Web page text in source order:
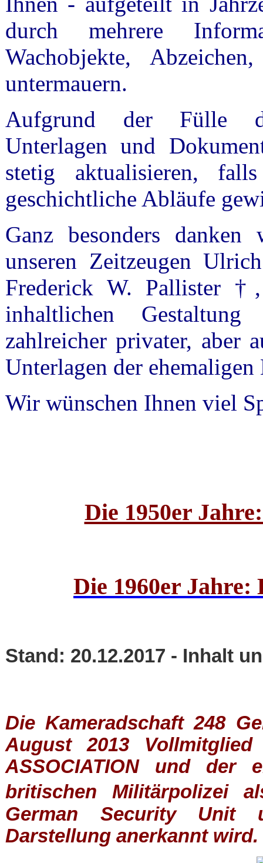
durch mehrere
Wachobjekte,
untermauern.
Aufgrund der Fülle
Unterlagen und
stetig aktualisieren,
geschichtliche Abläufe
Ganz besonders
unseren Zeitzeugen
Frederick W. Pallister
inhaltlichen
zahlreicher privater, aber
Unterlagen der
Wir wünschen Ihnen viel
Die 1950er
Die 1960er Jahre:
Stand: 20.12.2017 - Inhalt
Die Kameradschaft 248
August 2013
ASSOCIATIONund der
britischen
Militärpolizei
German Security Unit
Darstellung anerkannt wird.